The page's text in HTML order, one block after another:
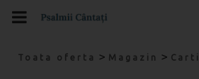
Toata oferta > Magazin > Carti